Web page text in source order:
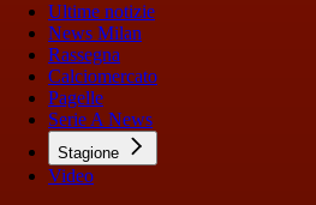
Ultime notizie
News Milan
Rassegna
Calciomercato
Pagelle
Serie A News
Stagione
Video